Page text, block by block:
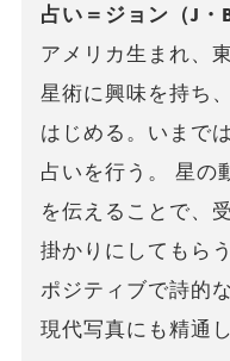
占い＝ジョン（J・
アメリカ生まれ、
星術に興味を持ち
はじめる。いまで
占いを行う。 星の
を伝えることで、
掛かりにしてもら
ポジティブで詩的
現代写真にも精通